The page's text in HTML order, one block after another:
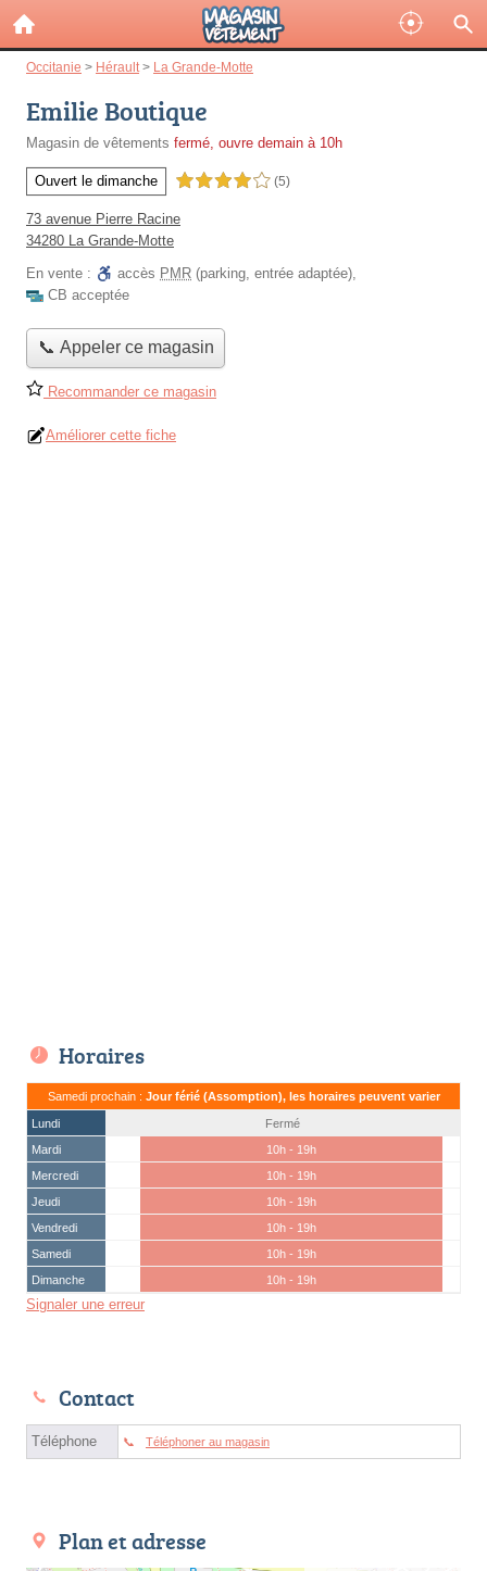
Occitanie > Hérault > La Grande-Motte
Emilie Boutique
Magasin de vêtements fermé, ouvre demain à 10h
Ouvert le dimanche 4,0 étoiles sur 5 (5)
73 avenue Pierre Racine
34280 La Grande-Motte
En vente :
accès PMR (parking, entrée adaptée),
CB acceptée
📞 Appeler ce magasin
Recommander ce magasin
Améliorer cette fiche
Horaires
Samedi prochain : Jour férié (Assomption), les horaires peuvent varier
Lundi
Fermé
Mardi
10h - 19h
Mercredi
10h - 19h
Jeudi
10h - 19h
Vendredi
10h - 19h
Samedi
10h - 19h
Dimanche
10h - 19h
Signaler une erreur
Contact
Téléphone Téléphoner au magasin
Plan et adresse